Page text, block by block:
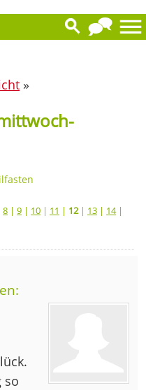
»
8 | 9 | 10 | 11 | 12| 13 | 14|
so